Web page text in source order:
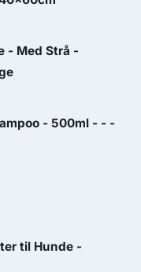
kr..
- Med Strå -
- 500ml - - -
til Hunde -